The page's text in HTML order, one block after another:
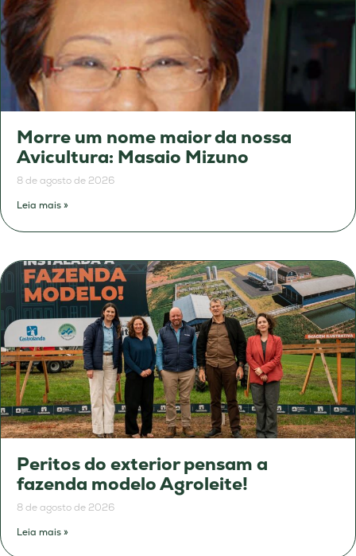
Morre um nome maior da nossa
Avicultura: Masaio Mizuno
8 de agosto de 2026
Leia mais »
Peritos do exterior pensam a
fazenda modelo Agroleite!
8 de agosto de 2026
Leia mais »